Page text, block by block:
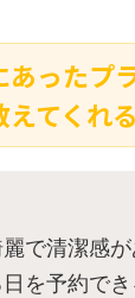
あったプ
てくれ
で清潔感
日を予約で